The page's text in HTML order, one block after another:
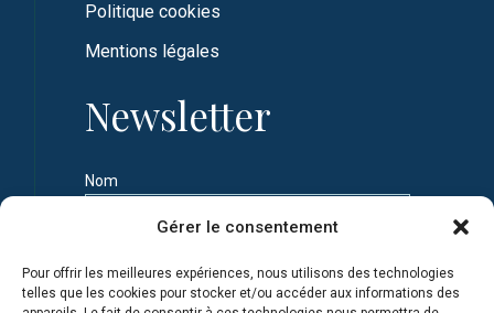
Gérer le consentement
Pour offrir les meilleures expériences, nous utilisons des technologies
telles que les cookies pour stocker et/ou accéder aux informations des
Politique cookies
Mentions légales
Newsletter
Nom